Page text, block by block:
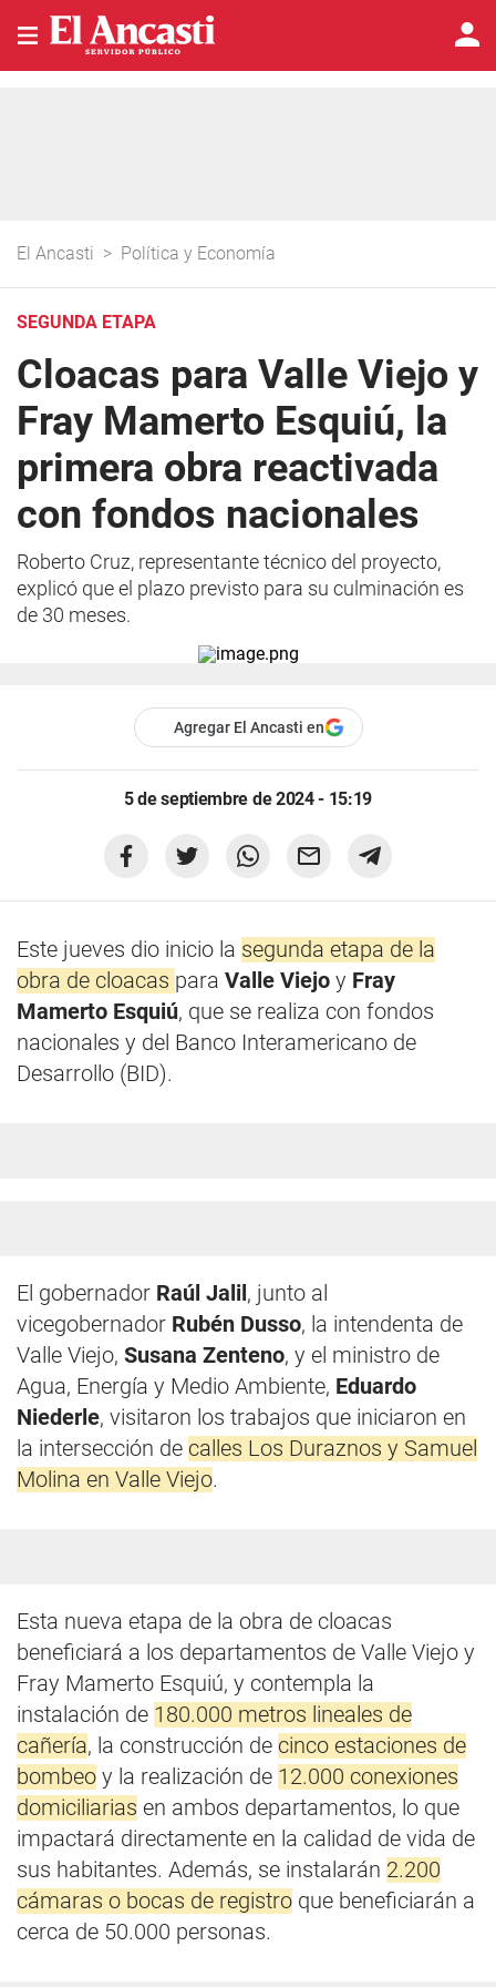
El Ancasti > Política y Economía
SEGUNDA ETAPA
Cloacas para Valle Viejo y
Fray Mamerto Esquiú, la
primera obra reactivada
con fondos nacionales
Roberto Cruz, representante técnico del proyecto,
explicó que el plazo previsto para su culminación es
de 30 meses.
Agregar El Ancasti en
5 de septiembre de 2024 - 15:19
Este jueves dio inicio la segunda etapa de la
obra de cloacas para Valle Viejo y Fray
Mamerto Esquiú, que se realiza con fondos
nacionales y del Banco Interamericano de
Desarrollo (BID).
El gobernador Raúl Jalil , junto al
vicegobernador Rubén Dusso, la intendenta de
Valle Viejo, Susana Zenteno, y el ministro de
Agua, Energía y Medio Ambiente, Eduardo
Niederle, visitaron los trabajos que iniciaron en
la intersección de calles Los Duraznos y Samuel
Molina en Valle Viejo.
Esta nueva etapa de la obra de cloacas
beneficiará a los departamentos de Valle Viejo y
Fray Mamerto Esquiú, y contempla la
instalación de 180.000 metros lineales de
cañería, la construcción de cinco estaciones de
bombeo y la realización de 12.000 conexiones
domiciliarias en ambos departamentos, lo que
impactará directamente en la calidad de vida de
sus habitantes. Además, se instalarán 2.200
cámaras o bocas de registro que beneficiarán a
cerca de 50.000 personas.